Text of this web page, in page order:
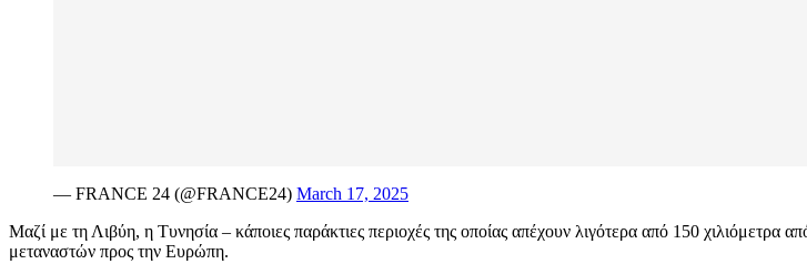
— FRANCE 24 (@FRANCE24) March 17, 2025
Μαζί με τη Λιβύη, η Τυνησία – κάποιες παράκτιες περιοχές της οποίας απέχουν λιγότερα από 150
μεταναστών προς την Ευρώπη.